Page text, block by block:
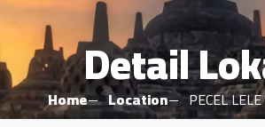
Detail
Home Location PECEL